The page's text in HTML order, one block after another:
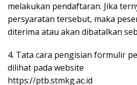
melakukan pendaftaran. Jika
persyaratan tersebut, maka
diterima atau akan dibatalkan
4. Tata cara pengisian formulir
dilihat pada website
https://ptb.stmkg.ac.id